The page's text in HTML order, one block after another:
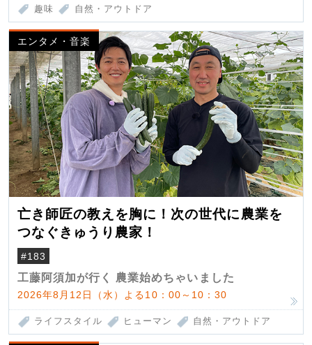
趣味 自然・アウトドア
エンタメ・音楽
亡き師匠の教えを胸に！次の世代に農業を
つなぐきゅうり農家！
#183
工藤阿須加が行く 農業始めちゃいました
2026年8月12日（水）よる10：00～10：30
ライフスタイル ヒューマン 自然・アウトドア